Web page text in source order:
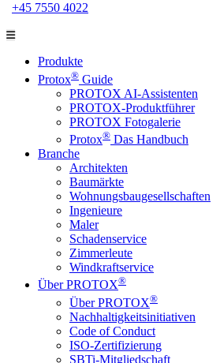
+45 7550 4022
Produkte
Protox® Guide
PROTOX AI-Assistenten
PROTOX-Produktführer
PROTOX Fotogalerie
Protox® Das Handbuch
Branche
Architekten
Baumärkte
Wohnungsbaugesellschaften
Ingenieure
Maler
Schadenservice
Zimmerleute
Windkraftservice
Über PROTOX®
Über PROTOX®
Nachhaltigkeitsinitiativen
Code of Conduct
ISO-Zertifizierung
SBTi-Mitgliedschaft